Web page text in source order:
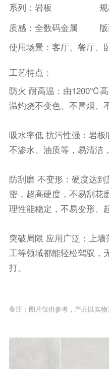
系列：岩板
质感：全数码金属
使用场景：客厅、餐厅、
工艺特点：
防火 耐高温：由1200℃
温灼烧不变色、不冒烟、
吸水率低 抗污性强：岩
不渗水、油质等，易清洁
防刮磨 不变形：硬度达
密，超高硬度，不易刮花
理性能稳定，不易变形、
突破局限 应用广泛：上
工等领域都能轻松驾驭，
打。
备注：图片仅供参考，产品以实物